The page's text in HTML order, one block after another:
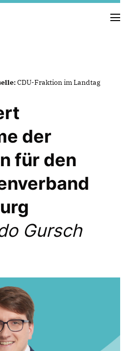
MEINE HEIMAT
VERSPRECHEN
TERMINE
CDU-Fraktion im Landtag
der
für den
Gursch